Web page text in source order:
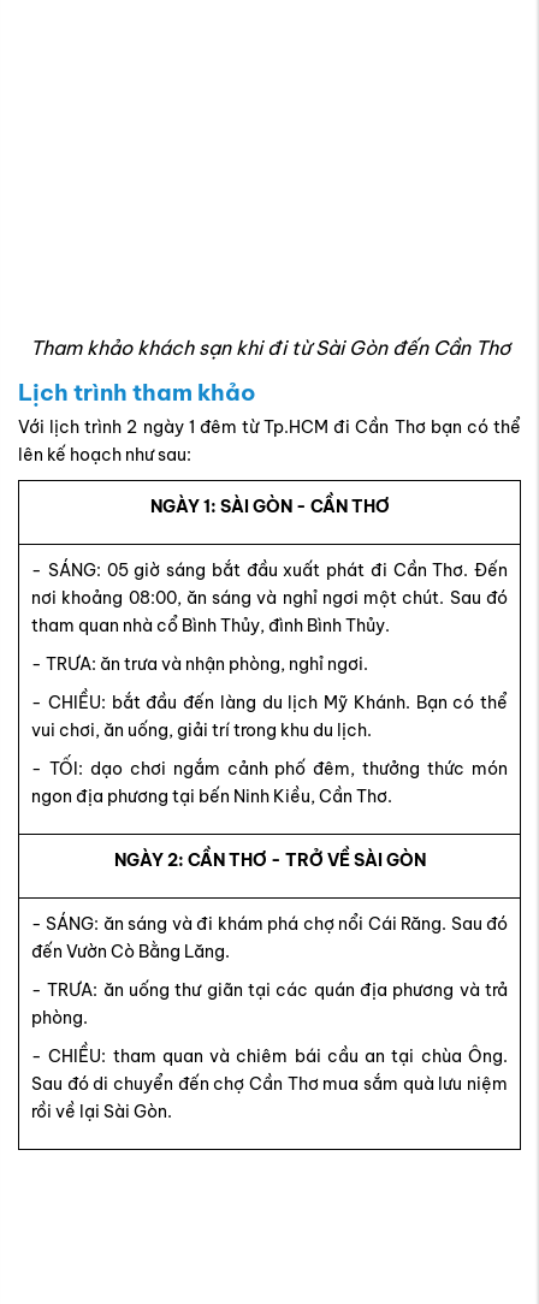
Tham khảo khách sạn khi đi từ Sài Gòn đến Cần Thơ
Lịch trình tham khảo
Với lịch trình 2 ngày 1 đêm từ Tp.HCM đi Cần Thơ bạn có thể
lên kế hoạch như sau:
NGÀY 1: SÀI GÒN - CẦN THƠ
- SÁNG: 05 giờ sáng bắt đầu xuất phát đi Cần Thơ. Đến
nơi khoảng 08:00, ăn sáng và nghỉ ngơi một chút. Sau đó
tham quan nhà cổ Bình Thủy, đình Bình Thủy.
- TRƯA: ăn trưa và nhận phòng, nghỉ ngơi.
- CHIỀU: bắt đầu đến làng du lịch Mỹ Khánh. Bạn có thể
vui chơi, ăn uống, giải trí trong khu du lịch.
- TỐI: dạo chơi ngắm cảnh phố đêm, thưởng thức món
ngon địa phương tại bến Ninh Kiều, Cần Thơ.
NGÀY 2: CẦN THƠ - TRỞ VỀ SÀI GÒN
- SÁNG: ăn sáng và đi khám phá chợ nổi Cái Răng. Sau đó
đến Vườn Cò Bằng Lăng.
- TRƯA: ăn uống thư giãn tại các quán địa phương và trả
phòng.
- CHIỀU: tham quan và chiêm bái cầu an tại chùa Ông.
Sau đó di chuyển đến chợ Cần Thơ mua sắm quà lưu niệm
rồi về lại Sài Gòn.